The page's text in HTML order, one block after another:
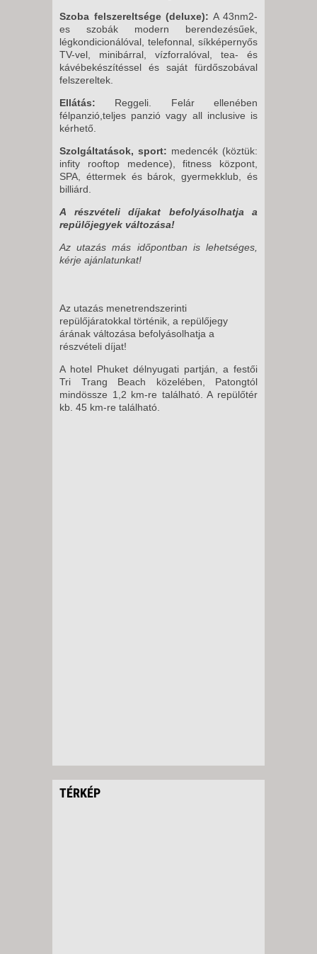
Szoba felszereltsége (deluxe): A 43nm2-
es szobák modern berendezésűek,
légkondicionálóval, telefonnal, síkképernyős
TV-vel, minibárral, vízforralóval, tea- és
kávébekészítéssel és saját fürdőszobával
felszereltek.
Ellátás: Reggeli. Felár ellenében
félpanzió,teljes panzió vagy all inclusive is
kérhető.
Szolgáltatások, sport: medencék (köztük:
infity rooftop medence), fitness központ,
SPA, éttermek és bárok, gyermekklub, és
billiárd.
A részvételi díjakat befolyásolhatja a
repülőjegyek változása!
Az utazás más időpontban is lehetséges,
kérje ajánlatunkat!
Az utazás menetrendszerinti
repülőjáratokkal történik, a repülőjegy
árának változása befolyásolhatja a
részvételi díjat!
A hotel Phuket délnyugati partján, a festői
Tri Trang Beach közelében, Patongtól
mindössze 1,2 km-re található. A repülőtér
kb. 45 km-re található.
TÉRKÉP